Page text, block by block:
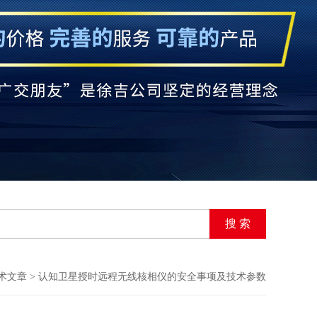
文章 > 认知卫星授时远程无线核相仪的安全事项及技术参数